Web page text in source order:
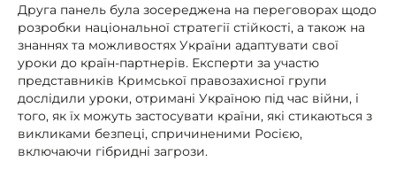
Друга панель була зосереджена на переговорах щодо
розробки національної стратегії стійкості, а також на
знаннях та можливостях України адаптувати свої
уроки до країн-партнерів. Експерти за участю
представників Кримської правозахисної групи
дослідили уроки, отримані Україною під час війни, і
того, як їх можуть застосувати країни, які стикаються з
викликами безпеці, спричиненими Росією,
включаючи гібридні загрози.